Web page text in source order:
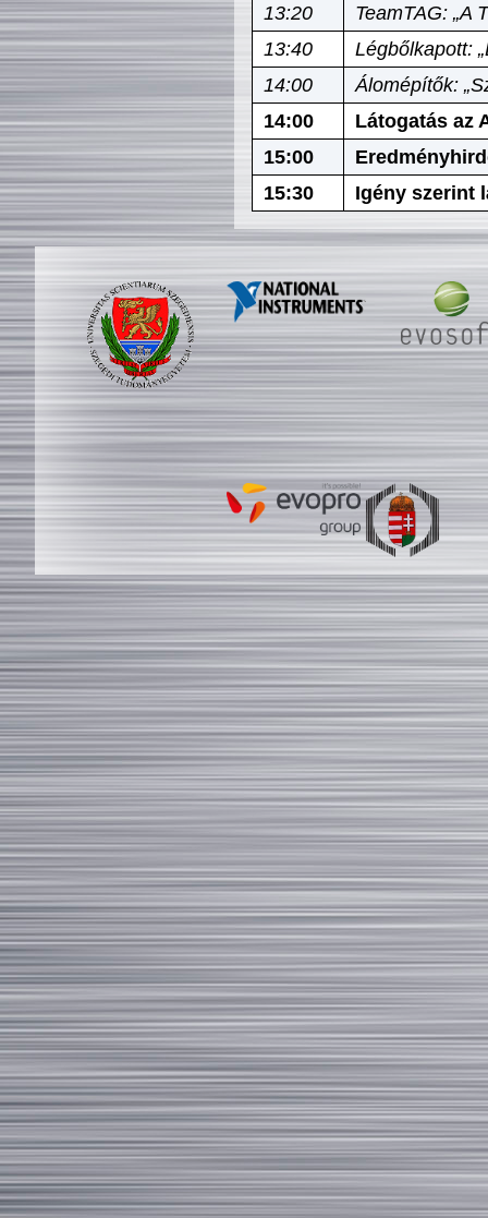
13:20
TeamTAG: „A
13:40
Légbőlkapott:
14:00
Álomépítők:
14:00
Látogatás az
15:00
15:30
Igény szerint